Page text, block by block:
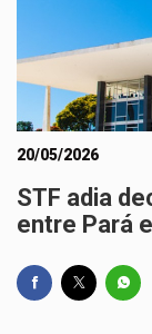
20/05/2026
STF adia
entre Pará